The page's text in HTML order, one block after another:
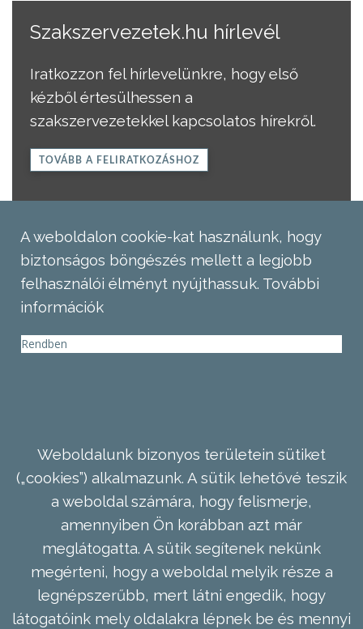
Szakszervezetek.hu hírlevél
Iratkozzon fel hírlevelünkre, hogy első
kézből értesülhessen a
szakszervezetekkel kapcsolatos hírekről.
TOVÁBB A FELIRATKOZÁSHOZ
A weboldalon cookie-kat használunk, hogy
biztonságos böngészés mellett a legjobb
felhasználói élményt nyújthassuk. További
információk
Rendben
Weboldalunk bizonyos területein sütiket
(„cookies”) alkalmazunk. A sütik lehetővé teszik
a weboldal számára, hogy felismerje,
amennyiben Ön korábban azt már
meglátogatta. A sütik segítenek nekünk
megérteni, hogy a weboldal melyik része a
legnépszerűbb, mert látni engedik, hogy
látogatóink mely oldalakra lépnek be és mennyi